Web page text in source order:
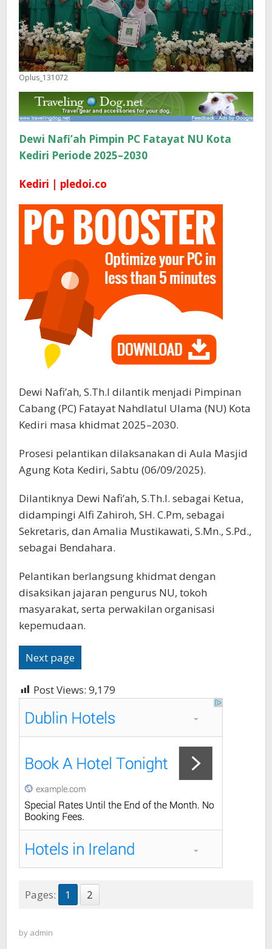
Oplus_131072
Dewi Nafi’ah Pimpin PC Fatayat NU Kota
Kediri Periode 2025–2030
Kediri | pledoi.co
Dewi Nafi’ah, S.Th.I dilantik menjadi Pimpinan
Cabang (PC) Fatayat Nahdlatul Ulama (NU) Kota
Kediri masa khidmat 2025–2030.
Prosesi pelantikan dilaksanakan di Aula Masjid
Agung Kota Kediri, Sabtu (06/09/2025).
Dilantiknya Dewi Nafi’ah, S.Th.I. sebagai Ketua,
didampingi Alfi Zahiroh, SH. C.Pm, sebagai
Sekretaris, dan Amalia Mustikawati, S.Mn., S.Pd.,
sebagai Bendahara.
Pelantikan berlangsung khidmat dengan
disaksikan jajaran pengurus NU, tokoh
masyarakat, serta perwakilan organisasi
kepemudaan.
Next page
Post Views: 9,179
Pages: 1 2
by admin